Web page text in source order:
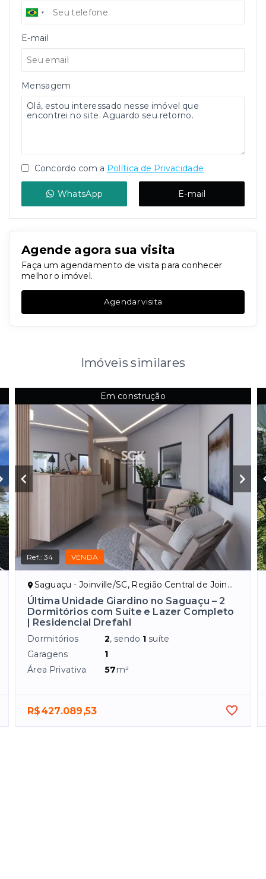
E-mail
Mensagem
Concordo com a Política de Privacidade
WhatsApp E-mail
Agende agora sua visita
Faça um agendamento de visita para conhecer
melhor o imóvel.
Agendar visita
Imóveis similares
Em construção
Ref.:34 VENDA
Saguaçu - Joinville/SC, Região Central de Joinville
Última Unidade Giardino no Saguaçu – 2
Dormitórios com Suíte e Lazer Completo
| Residencial Drefahl
Dormitórios 2, sendo 1 suíte
Garagens
1
Área Privativa
57m²
R$427.089,53